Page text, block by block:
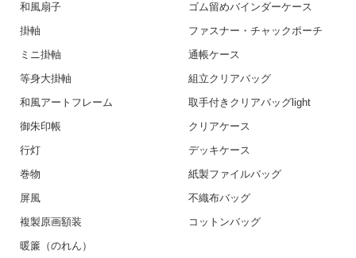
和風扇子
掛軸
ミニ掛軸
等身大掛軸
和風アートフレーム
御朱印帳
行灯
巻物
屏風
複製原画額装
暖簾（のれん）
ゴム留めバインダーケース
ファスナー・チャックポーチ
通帳ケース
組立クリアバッグ
取手付きクリアバッグlight
クリアケース
デッキケース
紙製ファイルバッグ
不織布バッグ
コットンバッグ